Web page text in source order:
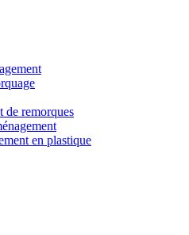
de remorques
en plastique